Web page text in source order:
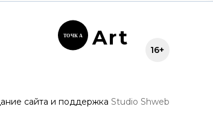
ТОЧК А Art
16+
сайта и поддержка Studio Shweb